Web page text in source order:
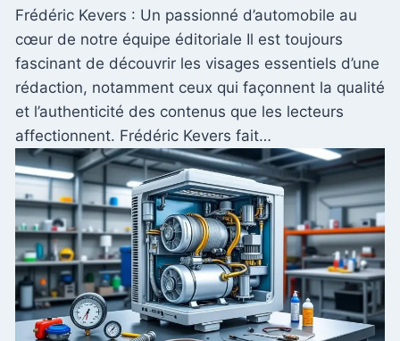
Frédéric Kevers : Un passionné d’automobile au
cœur de notre équipe éditoriale Il est toujours
fascinant de découvrir les visages essentiels d’une
rédaction, notamment ceux qui façonnent la qualité
et l’authenticité des contenus que les lecteurs
affectionnent. Frédéric Kevers fait…